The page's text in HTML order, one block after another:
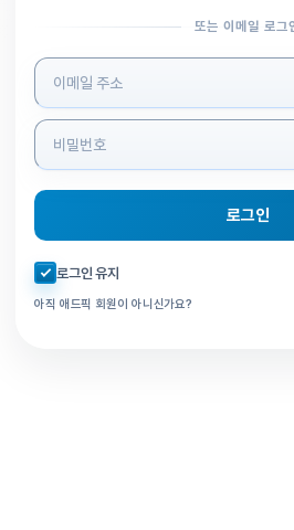
또는 이메일 로그
로그인 정보 입력
로그인
자동로그인 체크
로그인 유지
아직 애드픽 회원이 아니신가요?